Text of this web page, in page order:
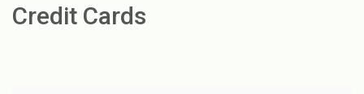
Credit Cards